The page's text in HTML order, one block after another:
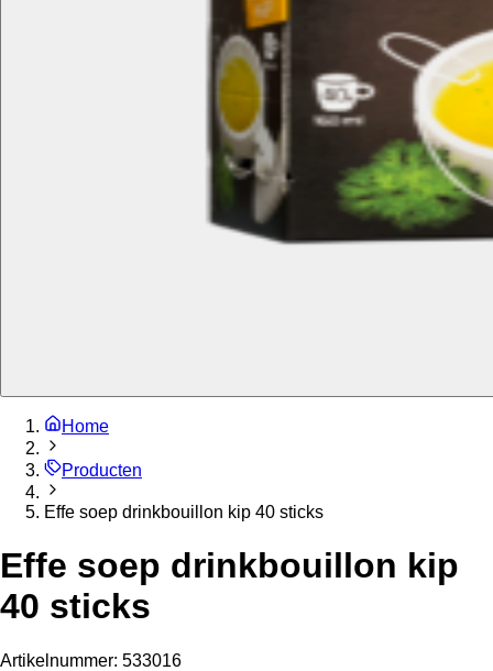
Home
Producten
Effe soep drinkbouillon kip 40 sticks
Effe soep drinkbouillon kip
40 sticks
Artikelnummer: 533016